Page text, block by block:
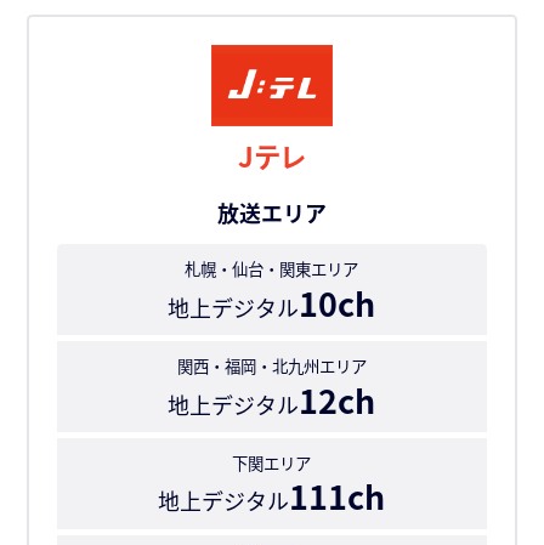
Jテレ
放送エリア
札幌・仙台・関東エリア
地上デジタル10ch
関西・福岡・北九州エリア
地上デジタル12ch
下関エリア
地上デジタル111ch